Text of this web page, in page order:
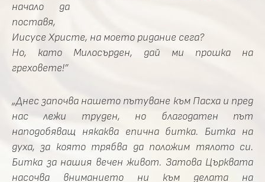
начало да
поставя,
Иисусе Христе, на моето ридание сега?
Но, като Милосърден, дай ми прошка на
греховете!”
„Днес започва нашето пътуване към Пасха и пред
нас лежи труден, но благодатен път
наподобяващ някаква епична битка. Битка на
духа, за която трябва да положим тялото си.
Битка за нашия вечен живот. Затова Църквата
насочва вниманието ни към делата на